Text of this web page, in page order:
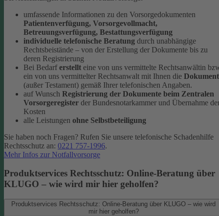
umfassende Informationen zu den Vorsorgedokumenten
Patientenverfügung, Vorsorgevollmacht,
Betreuungsverfügung, Bestattungsverfügung
individuelle telefonische Beratung durch unabhängige
Rechtsbeistände – von der Erstellung der Dokumente bis zu
deren Registrierung
Bei Bedarf erstellt eine von uns vermittelte Rechtsanwältin
ein von uns vermittelter Rechtsanwalt mit Ihnen die
(außer Testament) gemäß Ihrer telefonischen Angaben.
auf Wunsch Registrierung der Dokumente beim Zentralen
Vorsorgeregister der Bundesnotarkammer und Übernahme
Kosten
alle Leistungen ohne Selbstbeteiligung
Sie haben noch Fragen? Rufen Sie unsere telefonische Schadenhilfe
Rechtsschutz an: 0221 757-1996.
Mehr Infos zur Notfallvorsorge
Produktservices Rechtsschutz: Online-Beratung über
KLUGO – wie wird mir hier geholfen?
Produktservices Rechtsschutz: Online-Beratung über KLUGO – wie wird
mir hier geholfen?